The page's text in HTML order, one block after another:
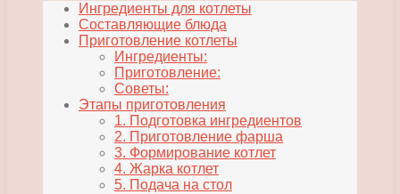
Ингредиенты для котлеты
Составляющие блюда
Приготовление котлеты
Ингредиенты:
Приготовление:
Советы:
Этапы приготовления
1. Подготовка ингредиентов
2. Приготовление фарша
3. Формирование котлет
4. Жарка котлет
5. Подача на стол